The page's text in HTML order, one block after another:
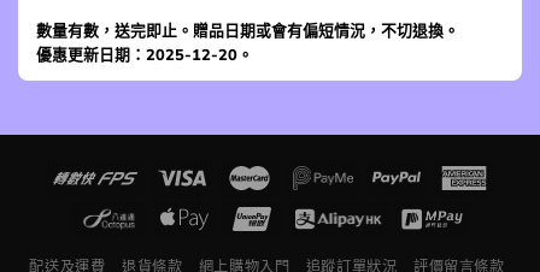
數量有數，送完即止。贈品日期或會有偏短情況，不切退換。
優惠更新日期：2025-12-20。
配送及運費 退貨條款 網上購物入門 追蹤訂單狀況 評價留言條款